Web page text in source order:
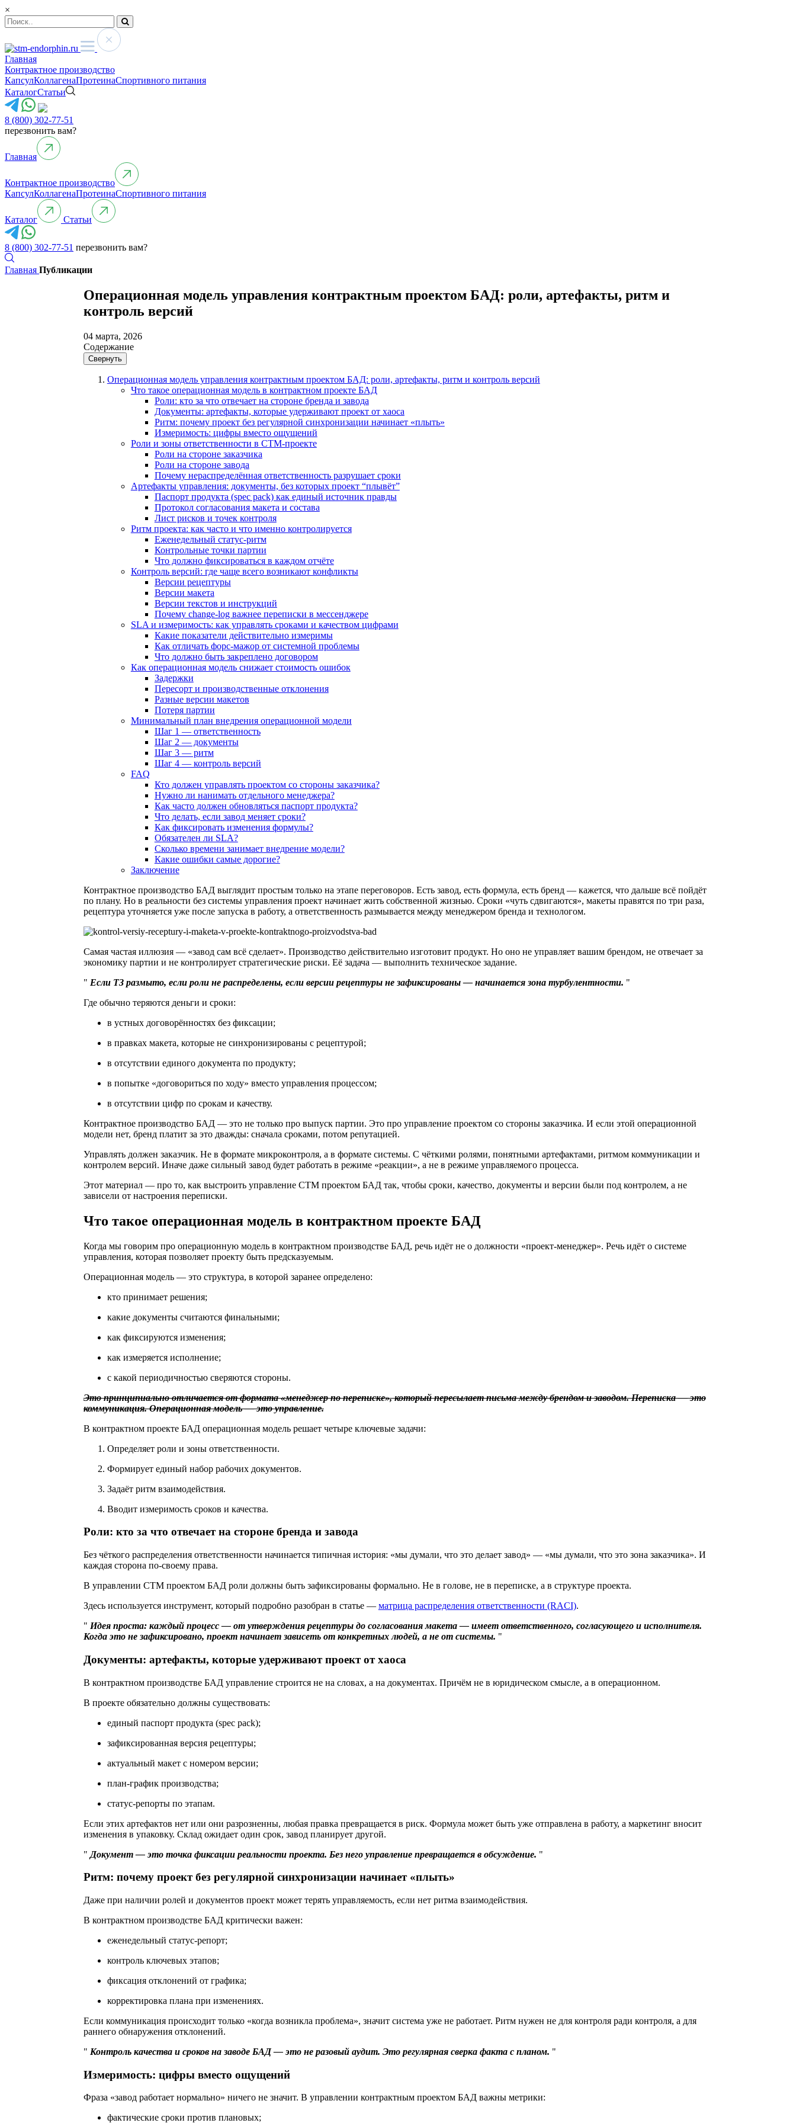
×
Главная
Контрактное производство
КапсулКоллагенаПротеинаСпортивного питания
КаталогСтатьи
8 (800) 302-77-51
перезвонить вам?
Главная
Контрактное производство
КапсулКоллагенаПротеинаСпортивного питания
Каталог Статьи
8 (800) 302-77-51 перезвонить вам?
Главная Публикации
Операционная модель управления контрактным проектом БАД: роли, артефакты, ритм и
контроль версий
04 марта, 2026
Содержание
Свернуть
Операционная модель управления контрактным проектом БАД: роли, артефакты, ритм и контроль версий
Что такое операционная модель в контрактном проекте БАД
Роли: кто за что отвечает на стороне бренда и завода
Документы: артефакты, которые удерживают проект от хаоса
Ритм: почему проект без регулярной синхронизации начинает «плыть»
Измеримость: цифры вместо ощущений
Роли и зоны ответственности в СТМ-проекте
Роли на стороне заказчика
Роли на стороне завода
Почему нераспределённая ответственность разрушает сроки
Артефакты управления: документы, без которых проект “плывёт”
Паспорт продукта (spec pack) как единый источник правды
Протокол согласования макета и состава
Лист рисков и точек контроля
Ритм проекта: как часто и что именно контролируется
Еженедельный статус-ритм
Контрольные точки партии
Что должно фиксироваться в каждом отчёте
Контроль версий: где чаще всего возникают конфликты
Версии рецептуры
Версии макета
Версии текстов и инструкций
Почему change-log важнее переписки в мессенджере
SLA и измеримость: как управлять сроками и качеством цифрами
Какие показатели действительно измеримы
Как отличать форс-мажор от системной проблемы
Что должно быть закреплено договором
Как операционная модель снижает стоимость ошибок
Задержки
Пересорт и производственные отклонения
Разные версии макетов
Потеря партии
Минимальный план внедрения операционной модели
Шаг 1 — ответственность
Шаг 2 — документы
Шаг 3 — ритм
Шаг 4 — контроль версий
FAQ
Кто должен управлять проектом со стороны заказчика?
Нужно ли нанимать отдельного менеджера?
Как часто должен обновляться паспорт продукта?
Что делать, если завод меняет сроки?
Как фиксировать изменения формулы?
Обязателен ли SLA?
Сколько времени занимает внедрение модели?
Какие ошибки самые дорогие?
Заключение
Контрактное производство БАД выглядит простым только на этапе переговоров. Есть завод, есть формула, есть бренд — кажется, что дальше всё пойдёт
по плану. Но в реальности без системы управления проект начинает жить собственной жизнью. Сроки «чуть сдвигаются», макеты правятся по три раза,
рецептура уточняется уже после запуска в работу, а ответственность размывается между менеджером бренда и технологом.
Самая частая иллюзия — «завод сам всё сделает». Производство действительно изготовит продукт. Но оно не управляет вашим брендом, не отвечает за
экономику партии и не контролирует стратегические риски. Её задача — выполнить техническое задание.
Если ТЗ размыто, если роли не распределены, если версии рецептуры не зафиксированы — начинается зона турбулентности.
Где обычно теряются деньги и сроки:
в устных договорённостях без фиксации;
в правках макета, которые не синхронизированы с рецептурой;
в отсутствии единого документа по продукту;
в попытке «договориться по ходу» вместо управления процессом;
в отсутствии цифр по срокам и качеству.
Контрактное производство БАД — это не только про выпуск партии. Это про управление проектом со стороны заказчика. И если этой операционной
модели нет, бренд платит за это дважды: сначала сроками, потом репутацией.
Управлять должен заказчик. Не в формате микроконтроля, а в формате системы. С чёткими ролями, понятными артефактами, ритмом коммуникации и
контролем версий. Иначе даже сильный завод будет работать в режиме «реакции», а не в режиме управляемого процесса.
Этот материал — про то, как выстроить управление СТМ проектом БАД так, чтобы сроки, качество, документы и версии были под контролем, а не
зависели от настроения переписки.
Что такое операционная модель в контрактном проекте БАД
Когда мы говорим про операционную модель в контрактном производстве БАД, речь идёт не о должности «проект-менеджер». Речь идёт о системе
управления, которая позволяет проекту быть предсказуемым.
Операционная модель — это структура, в которой заранее определено:
кто принимает решения;
какие документы считаются финальными;
как фиксируются изменения;
как измеряется исполнение;
с какой периодичностью сверяются стороны.
Это принципиально отличается от формата «менеджер по переписке», который пересылает письма между брендом и заводом. Переписка — это
коммуникация. Операционная модель — это управление.
В контрактном проекте БАД операционная модель решает четыре ключевые задачи:
Определяет роли и зоны ответственности.
Формирует единый набор рабочих документов.
Задаёт ритм взаимодействия.
Вводит измеримость сроков и качества.
Роли: кто за что отвечает на стороне бренда и завода
Без чёткого распределения ответственности начинается типичная история: «мы думали, что это делает завод» — «мы думали, что это зона заказчика». И
каждая сторона по-своему права.
В управлении СТМ проектом БАД роли должны быть зафиксированы формально. Не в голове, не в переписке, а в структуре проекта.
Здесь используется инструмент, который подробно разобран в статье — матрица распределения ответственности (RACI).
Идея проста: каждый процесс — от утверждения рецептуры до согласования макета — имеет ответственного, согласующего и исполнителя.
Когда это не зафиксировано, проект начинает зависеть от конкретных людей, а не от системы.
Документы: артефакты, которые удерживают проект от хаоса
В контрактном производстве БАД управление строится не на словах, а на документах. Причём не в юридическом смысле, а в операционном.
В проекте обязательно должны существовать:
единый паспорт продукта (spec pack);
зафиксированная версия рецептуры;
актуальный макет с номером версии;
план-график производства;
статус-репорты по этапам.
Если этих артефактов нет или они разрозненны, любая правка превращается в риск. Формула может быть уже отправлена в работу, а маркетинг вносит
изменения в упаковку. Склад ожидает один срок, завод планирует другой.
Документ — это точка фиксации реальности проекта. Без него управление превращается в обсуждение.
Ритм: почему проект без регулярной синхронизации начинает «плыть»
Даже при наличии ролей и документов проект может терять управляемость, если нет ритма взаимодействия.
В контрактном производстве БАД критически важен:
еженедельный статус-репорт;
контроль ключевых этапов;
фиксация отклонений от графика;
корректировка плана при изменениях.
Если коммуникация происходит только «когда возникла проблема», значит система уже не работает. Ритм нужен не для контроля ради контроля, а для
раннего обнаружения отклонений.
Контроль качества и сроков на заводе БАД — это не разовый аудит. Это регулярная сверка факта с планом.
Измеримость: цифры вместо ощущений
Фраза «завод работает нормально» ничего не значит. В управлении контрактным проектом БАД важны метрики:
фактические сроки против плановых;